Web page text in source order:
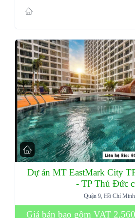
Dự án MT EastMark City
- TP Thủ Đức
Quận 9, Hồ Chí Minh
Giá bán bao gồm VAT